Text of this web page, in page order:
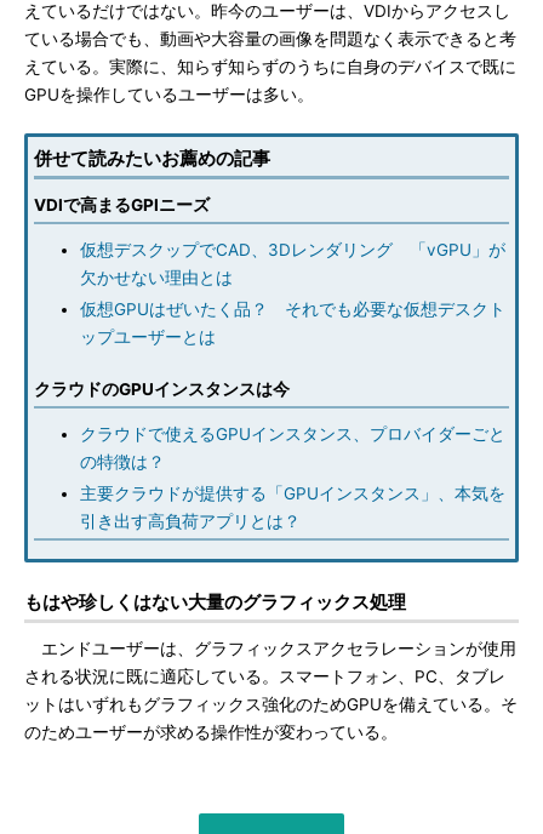
えているだけではない。昨今のユーザーは、VDIからアクセスし
ている場合でも、動画や大容量の画像を問題なく表示できると考
えている。実際に、知らず知らずのうちに自身のデバイスで既に
GPUを操作しているユーザーは多い。
併せて読みたいお薦めの記事
VDIで高まるGPIニーズ
仮想デスクップでCAD、3Dレンダリング 「vGPU」が
欠かせない理由とは
仮想GPUはぜいたく品？ それでも必要な仮想デスクト
ップユーザーとは
クラウドのGPUインスタンスは今
クラウドで使えるGPUインスタンス、プロバイダーごと
の特徴は？
主要クラウドが提供する「GPUインスタンス」、本気を
引き出す高負荷アプリとは？
もはや珍しくはない大量のグラフィックス処理
エンドユーザーは、グラフィックスアクセラレーションが使用
される状況に既に適応している。スマートフォン、PC、タブレ
ットはいずれもグラフィックス強化のためGPUを備えている。そ
のためユーザーが求める操作性が変わっている。